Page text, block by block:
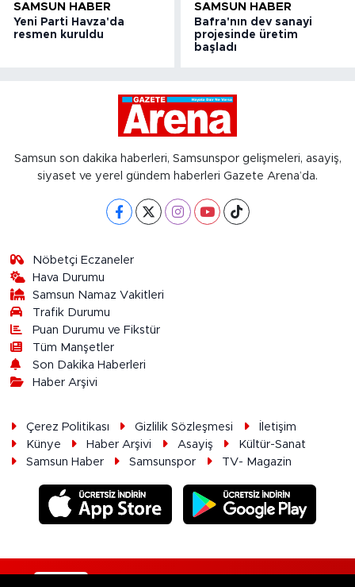
SAMSUN HABER
Yeni Parti Havza'da
resmen kuruldu
SAMSUN HABER
Bafra'nın dev sanayi
projesinde üretim
başladı
Samsun son dakika haberleri, Samsunspor gelişmeleri, asayiş,
siyaset ve yerel gündem haberleri Gazete Arena’da.
Nöbetçi Eczaneler
Hava Durumu
Samsun Namaz Vakitleri
Trafik Durumu
Puan Durumu ve Fikstür
Tüm Manşetler
Son Dakika Haberleri
Haber Arşivi
Çerez Politikası Gizlilik Sözleşmesi
İletişim
Künye
Haber Arşivi Asayiş
Kültür-Sanat
Samsun Haber
Samsunspor TV- Magazin